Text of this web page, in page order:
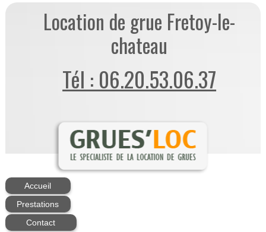
Location de grue Fretoy-le-
chateau
Tél : 06.20.53.06.37
Accueil
Prestations
Contact